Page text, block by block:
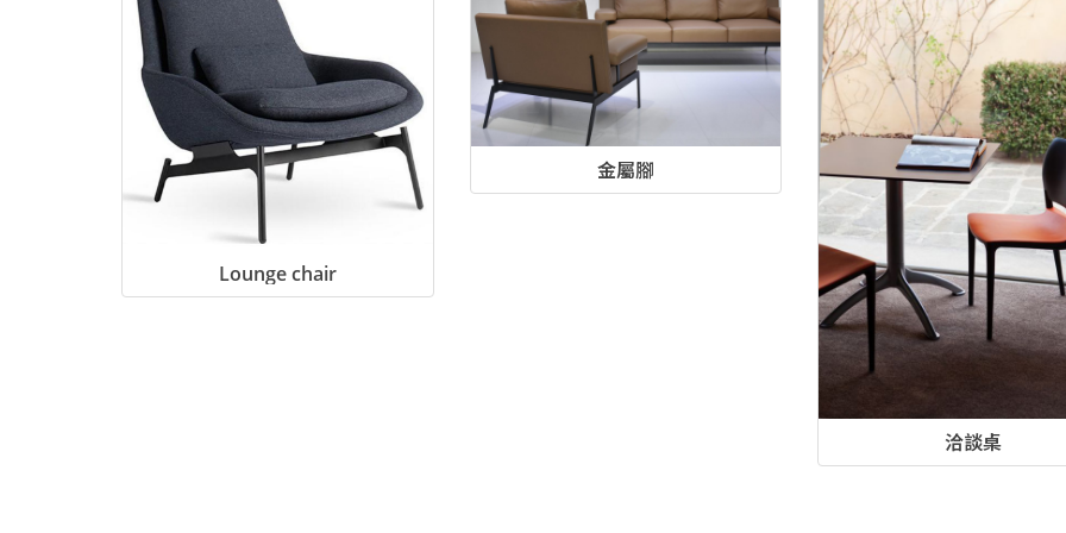
Lounge chair
金屬腳
洽談桌